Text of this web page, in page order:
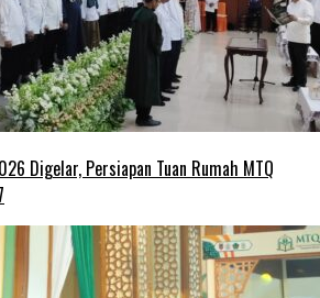
Digelar, Persiapan Tuan Rumah MTQ